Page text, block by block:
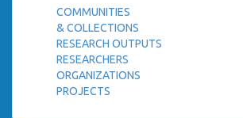
COMMUNITIES
& COLLECTIONS
RESEARCH OUTPUTS
RESEARCHERS
ORGANIZATIONS
PROJECTS